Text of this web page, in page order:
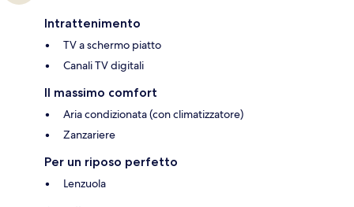
Intrattenimento
TV a schermo piatto
Canali TV digitali
Il massimo comfort
Aria condizionata (con climatizzatore)
Zanzariere
Per un riposo perfetto
Lenzuola